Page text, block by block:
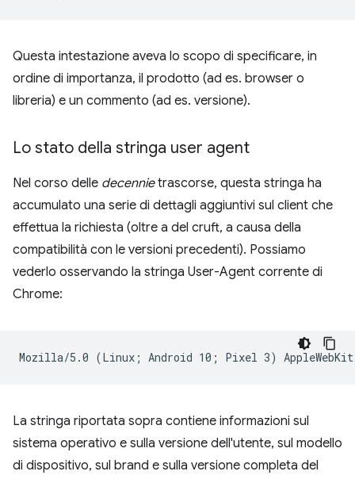
Questa intestazione aveva lo scopo di specificare, in
ordine di importanza, il prodotto (ad es. browser o
libreria) e un commento (ad es. versione).
Lo stato della stringa user agent
Nel corso delle decennietrascorse, questa stringa ha
accumulato una serie di dettagli aggiuntivi sul client che
effettua la richiesta (oltre a del cruft, a causa della
compatibilità con le versioni precedenti). Possiamo
vederlo osservando la stringa User-Agent corrente di
Chrome:
La stringa riportata sopra contiene informazioni sul
sistema operativo e sulla versione dell'utente, sul modello
di dispositivo, sul brand e sulla versione completa del